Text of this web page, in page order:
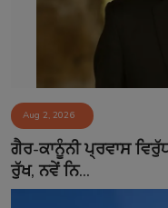
Aug 2, 2026
ਗੈਰ-ਕਾਨੂੰਨੀ ਪ੍ਰਵਾਸ
ਰੁੱਖ, ਨਵੇਂ ਨਿ...